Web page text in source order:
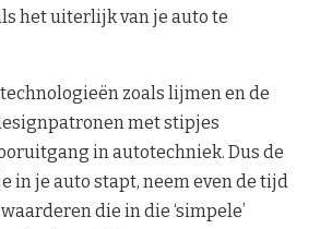
het uiterlijk van je auto te
zoals lijmen en de
met stipjes
in autotechniek. Dus de
in je auto stapt, neem even de tijd
die in die ‘simpele’